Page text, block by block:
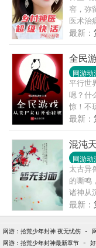
写的文
天文下
学术上
叭？这
克叔
姐妹：
造谣一
小版摄
存一赌
脸心虚
知，把
啦……
他怪可
窖，弥
医术治
终过上
最新：
全民
网游动
平行世
嗯？什
惊！不
霉鬼竟
尸分身
身群制
验值：
身群砍
技能
时候，
恒：这
最新：
混沌
网游动
太古异
的嘶鸣
诸神从
利剑问
偶得混
念崩星
俯瞰诸
最新：
网游：拾荒少年封神 夜无忧伤 -
网游：拾荒少年封神最新章节 -